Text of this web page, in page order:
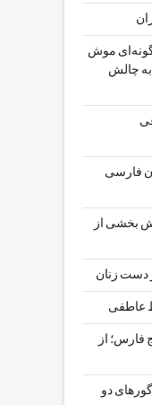
۶۷۰۰ متری؛ گونه‌ای موش
به چالش
فارسی
بخشی از
دست زنان
عاطفی
فارس؛ از
دو